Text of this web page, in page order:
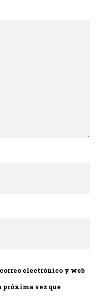
electrónico y web
próxima vez que